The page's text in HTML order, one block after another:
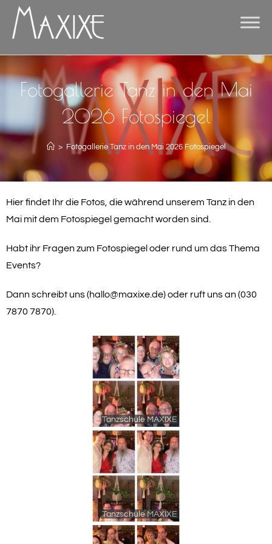
Fotogallerie Tanz in den Mai
2026 Fotospiegel
> Fotogallerie Tanz in den Mai 2026 Fotospiegel
Hier findet Ihr die Fotos, die während unserem Tanz in den
Mai mit dem Fotospiegel gemacht worden sind.
Habt ihr Fragen zum Fotospiegel oder rund um das Thema
Events?
Dann schreibt uns (hallo@maxixe.de) oder ruft uns an (030
7870 7870).
Tanzschule MAXIXE
Tanzschule MAXIXE